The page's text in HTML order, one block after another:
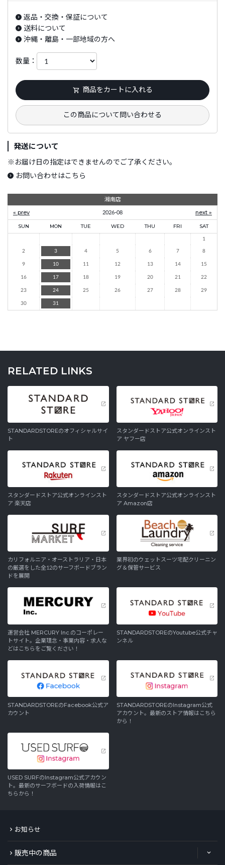
返品・交換・保証について
送料について
沖縄・離島・一部地域の方へ
数量：
商品をカートに入れる
この商品について問い合わせる
発送について
※ お届け日の指定はできませんのでご了承ください。
お問い合わせはこちら
湘南店
« prev
2026-08 next »
SUN MON TUE WED THU FRI
SAT
1
2
3 4 5 6 7
8
9
10 11 12 13 14
15
16
17 18 19 20 21
22
23
24 25 26 27 28
29
30
31
RELATED LINKS
STANDARDSTOREのオフィシャルサイ
ト
スタンダードストア公式オンラインスト
ア ヤフー店
スタンダードストア公式オンラインスト
ア 楽天店
スタンダードストア公式オンラインスト
ア Amazon店
カリフォルニア・オーストラリア・日本
の厳選をした全12のサーフボードブラン
ドを展開
業界初のウェットスーツ宅配クリーニン
グ＆保管サービス
運営会社 MERCURY Inc.のコーポレー
トサイト。企業理念・事業内容・求人な
どはこちらをご覧ください！
STANDARDSTOREのYoutube公式チャ
ンネル
STANDARDSTOREのFacebook公式ア
カウント
STANDARDSTOREのInstagram公式
アカウント。最新のストア情報はこちら
から！
USED SURFのInstagram公式アカウン
ト。最新のサーフボードの入荷情報はこ
ちらから！
お知らせ
販売中の商品